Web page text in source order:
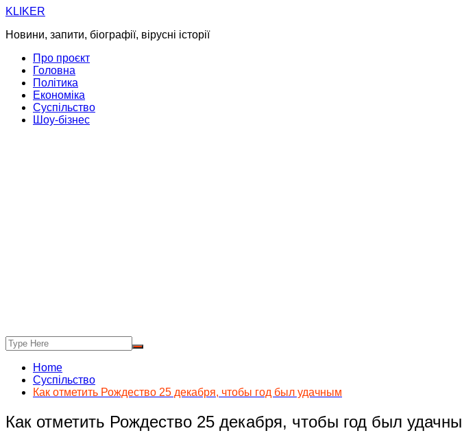
Skip
content
KLIKER
Новини, запити, біографії, вірусні історії
Про проєкт
Головна
Політика
Економіка
Суспільство
Шоу-бізнес
Home
Суспільство
Как отметить Рождество 25 декабря, чтобы год был удачным
Как отметить Рождество 25 декабря, чтобы год был